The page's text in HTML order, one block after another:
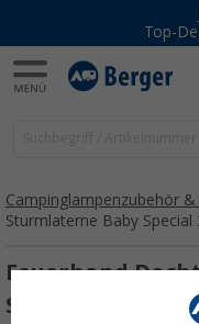
Top-
Campinglampenzubehör
Sturmlaterne Baby Special
Feuerhand
Special 276